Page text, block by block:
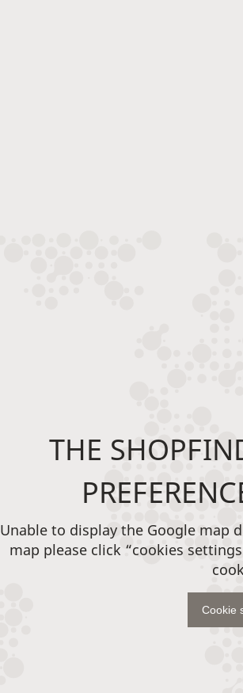
THE
Unable to display the Google map
map please click “cookies
Cookie